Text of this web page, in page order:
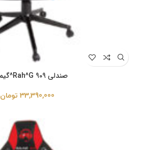
صندلی Rah^G 909^گیمینگ
33,390,000 تومان